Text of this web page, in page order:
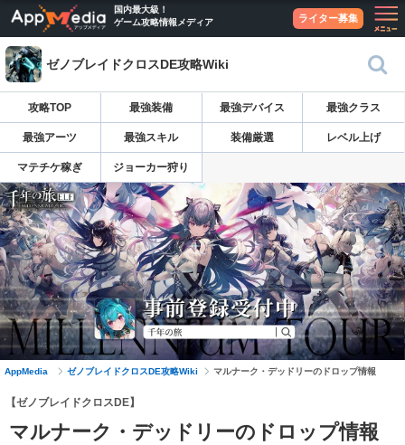
国内最大級！
ゲーム攻略情報メディア
ライター募集
ゼノブレイドクロスDE攻略Wiki
攻略TOP 最強装備 最強デバイス 最強クラス
最強アーツ 最強スキル 装備厳選 レベル上げ
マテチケ稼ぎ ジョーカー狩り
AppMedia ゼノブレイドクロスDE攻略Wiki マルナーク・デッドリーのドロップ情報
【ゼノブレイドクロスDE】
マルナーク・デッドリーのドロップ情報